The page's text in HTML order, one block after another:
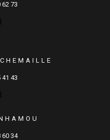
62 73
41 43
60 34